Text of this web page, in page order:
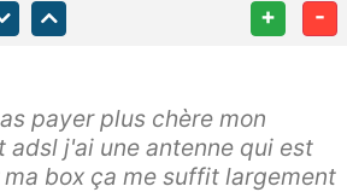
+ -
payer plus chère mon
adsl j'ai une antenne qui est
box ça me suffit largement